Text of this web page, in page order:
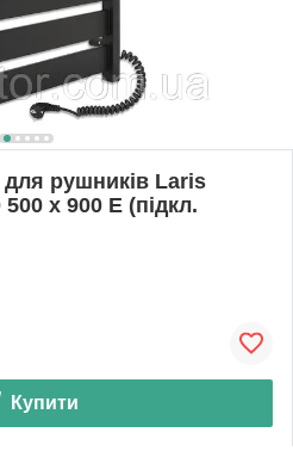
рушників Laris
х 900 Е (підкл.
Купити